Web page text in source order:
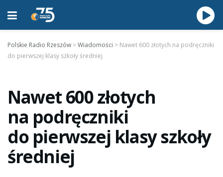
Polskie Radio Rzeszów >Wiadomości > Nawet 600 złotych na podręczniki
do pierwszej klasy szkoły średniej
Nawet 600 złotych
na podręczniki
do pierwszej klasy szkoły
średniej